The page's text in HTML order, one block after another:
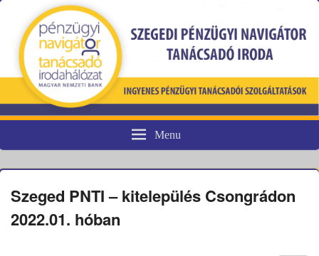
Pénzügyi fogyasztóvédelem
Menu
Szeged PNTI – kitelepülés Csongrádon
2022.01. hóban